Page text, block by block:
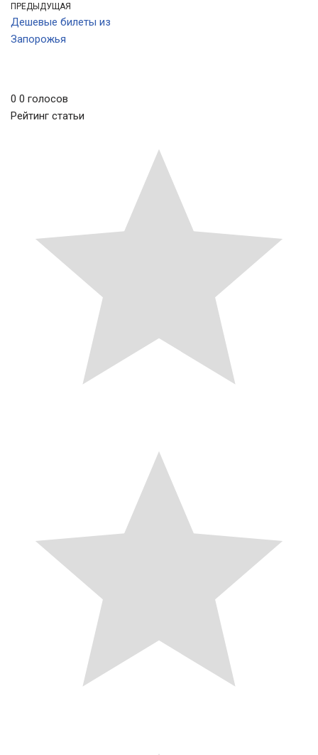
ПРЕДЫДУЩАЯ
Дешевые билеты из
Запорожья
0 0 голосов
Рейтинг статьи